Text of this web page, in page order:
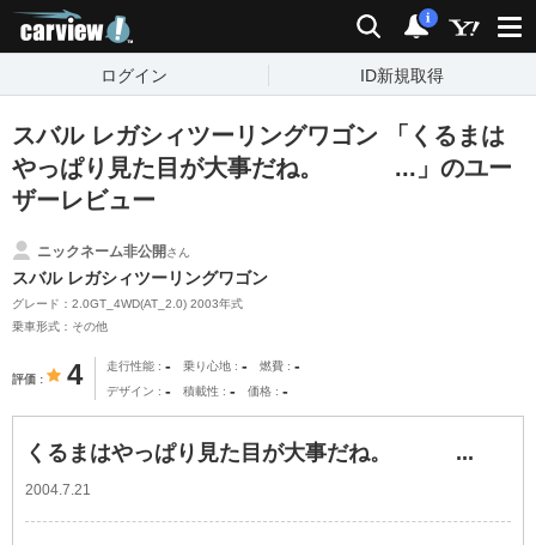
検索 通知
i
ログイン ID新規取得
スバル レガシィツーリングワゴン 「くるまは
やっぱり見た目が大事だね。 ...」のユー
ザーレビュー
ニックネーム非公開さん
スバル レガシィツーリングワゴン
グレード：2.0GT_4WD(AT_2.0) 2003年式
乗車形式：その他
評価 4 走行性能 - 乗り心地 - 燃費 -
デザイン - 積載性 - 価格 -
くるまはやっぱり見た目が大事だね。 ...
2004.7.21